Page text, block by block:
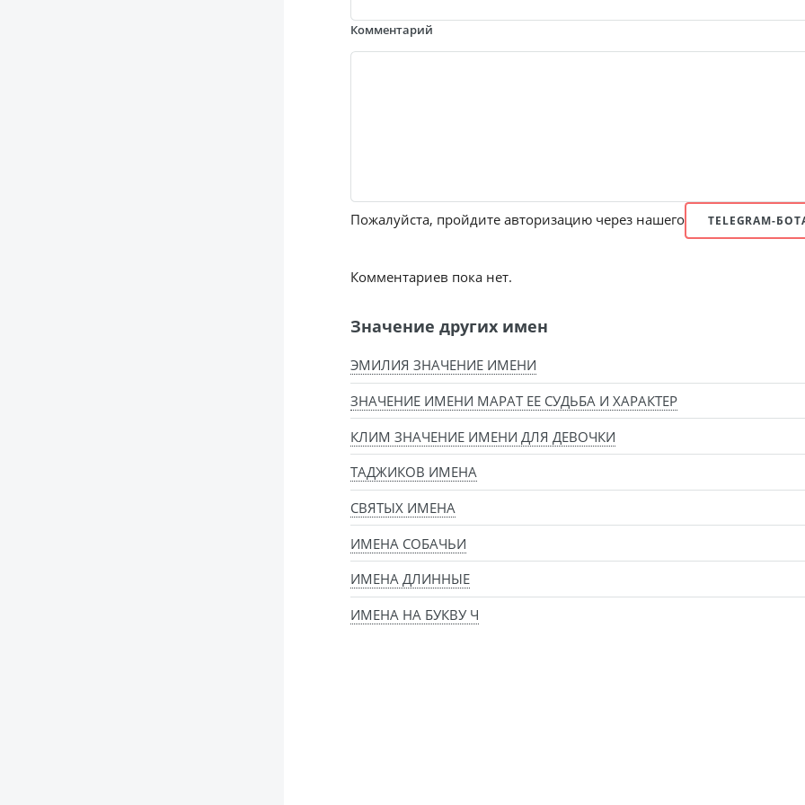
Комментарий
Пожалуйста, пройдите авторизацию через нашего TELEGRAM-
Комментариев пока нет.
Значение других имен
ЭМИЛИЯ ЗНАЧЕНИЕ ИМЕНИ
ЗНАЧЕНИЕ ИМЕНИ МАРАТ ЕЕ СУДЬБА И ХАРАКТЕР
КЛИМ ЗНАЧЕНИЕ ИМЕНИ ДЛЯ ДЕВОЧКИ
ТАДЖИКОВ ИМЕНА
СВЯТЫХ ИМЕНА
ИМЕНА СОБАЧЬИ
ИМЕНА ДЛИННЫЕ
ИМЕНА НА БУКВУ Ч